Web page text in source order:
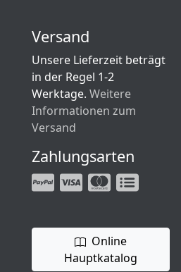
Versand
Unsere Lieferzeit beträgt
in der Regel 1-2
Werktage. Weitere
Informationen zum
Versand
Zahlungsarten
Online
Hauptkatalog